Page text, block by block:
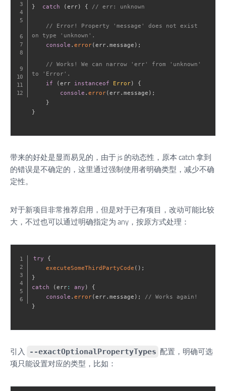
}
catch (err) { // err: unknown
// Error! Property 'message' does not exist
on type 'unknown'.
console . error(err. message ) ;
// Works! We can narrow 'err' from 'unknown'
to 'Error'.
if
(err instanceof Error)
{
console . error(err. message ) ;
}
}
带来的好处是显而易见的，由于 js 的动态性，原本 catch 拿到
的错误是不确定的，这里通过强制使用者明确类型，减少不确
定性。
对于新项目非常推荐启用，但是对于已有项目，改动可能比较
大，不过也可以通过明确指定为 any，按原方式处理：
try
{
executeSomeThirdPartyCode ( ) ;
}
catch
(err: any )
{
console . error(err. message ) ;
// Works again!
}
引入 --exactOptionalPropertyTypes 配置，明确可选
项只能设置对应的类型，比如：